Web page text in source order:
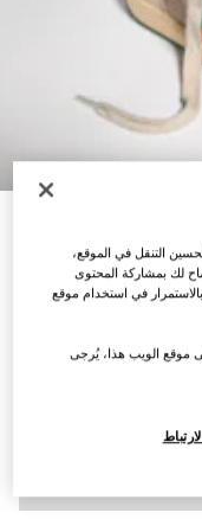
التنقل في الموقع،
لك بمشاركة المحتوى
في استخدام موقع
موقع الويب هذا، يُرجى